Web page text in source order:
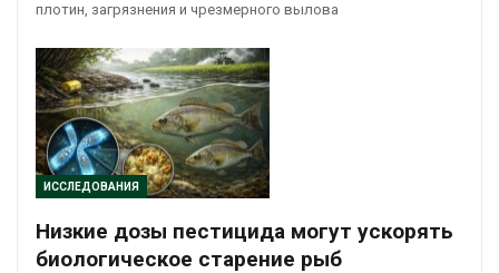
плотин, загрязнения и чрезмерного вылова
ИССЛЕДОВАНИЯ
Низкие дозы пестицида могут ускорять
биологическое старение рыб